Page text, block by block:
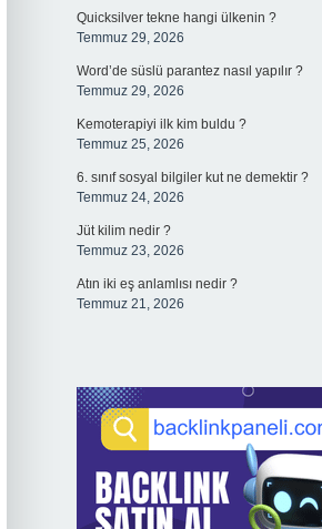
Quicksilver tekne hangi ülkenin ?
Temmuz 29, 2026
Word’de süslü parantez nasıl yapılır ?
Temmuz 29, 2026
Kemoterapiyi ilk kim buldu ?
Temmuz 25, 2026
6. sınıf sosyal bilgiler kut ne demektir ?
Temmuz 24, 2026
Jüt kilim nedir ?
Temmuz 23, 2026
Atın iki eş anlamlısı nedir ?
Temmuz 21, 2026